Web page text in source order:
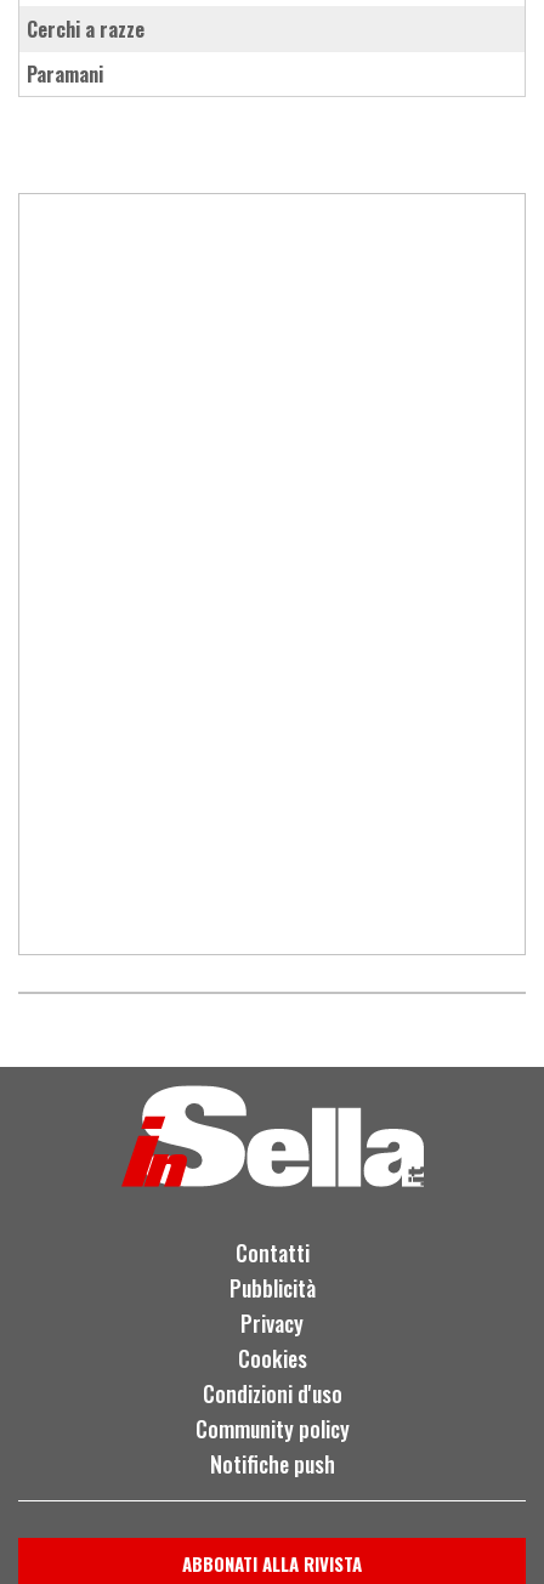
cerchi a razze
paramani
Contatti
Pubblicità
Privacy
Cookies
Condizioni d'uso
Community policy
Notifiche push
ABBONATI ALLA RIVISTA